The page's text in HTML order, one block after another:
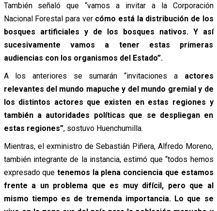
También señaló que “vamos a invitar a la Corporación
Nacional Forestal para ver cómo está la distribución de los
bosques artificiales y de los bosques nativos. Y así
sucesivamente vamos a tener estas primeras
audiencias con los organismos del Estado”.
A los anteriores se sumarán “invitaciones a actores
relevantes del mundo mapuche y del mundo gremial y de
los distintos actores que existen en estas regiones y
también a autoridades políticas que se despliegan en
estas regiones”, sostuvo Huenchumilla.
Mientras, el exministro de Sebastián Piñera, Alfredo Moreno,
también integrante de la instancia, estimó que “todos hemos
expresado que tenemos la plena conciencia que estamos
frente a un problema que es muy difícil, pero que al
mismo tiempo es de tremenda importancia. Lo que se